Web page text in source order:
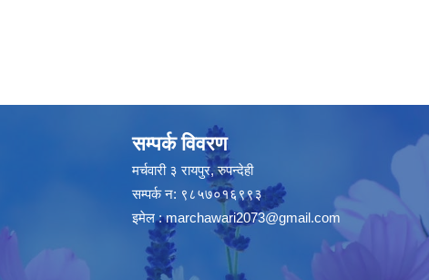
सम्पर्क विवरण
मर्चवारी ३ रायपुर, रुपन्देही
सम्पर्क न: ९८५७०१६९९३
इमेल :marchawari2073@gmail.com